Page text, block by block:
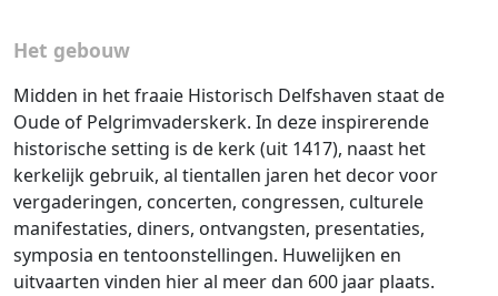
Het gebouw
Midden in het fraaie Historisch Delfshaven staat de
Oude of Pelgrim­vaders­kerk. In deze inspirerende
historische setting is de kerk (uit 1417), naast het
kerkelijk gebruik, al tientallen jaren het decor voor
vergaderingen, concerten, congressen, culturele
manifestaties, diners, ontvangsten, presentaties,
symposia en tentoonstellingen. Huwelijken en
uitvaarten vinden hier al meer dan 600 jaar plaats.